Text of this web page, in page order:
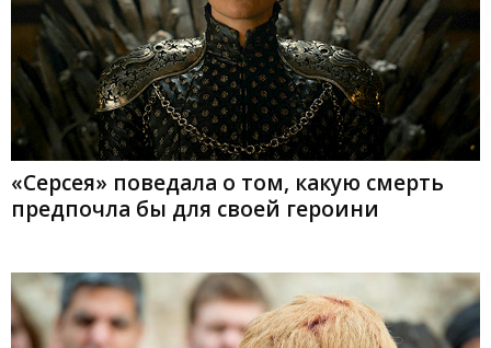
«Серсея» поведала о том, какую смерть
предпочла бы для своей героини